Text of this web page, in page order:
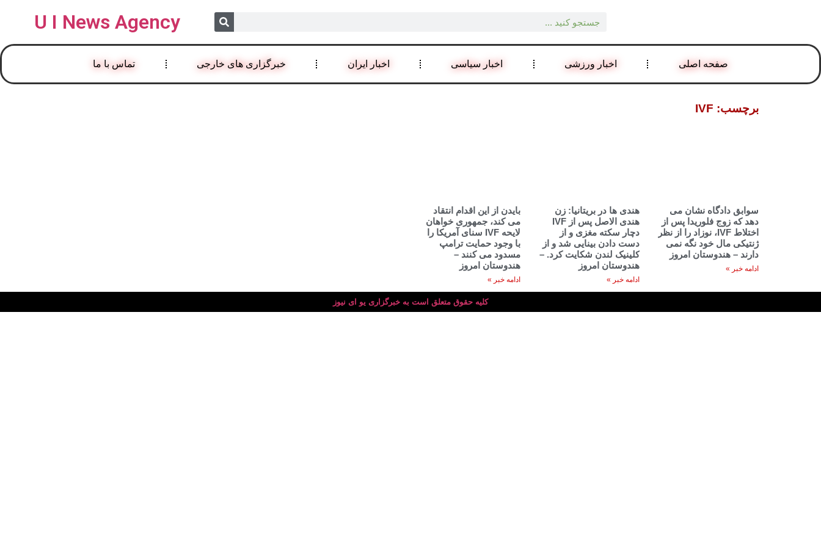
U I News Agency
صفحه اصلی اخبار ورزشی اخبار سیاسی اخبار ایران خبرگزاری های خارجی تماس با ما
برچسب: IVF
سوابق دادگاه نشان می
دهد که زوج فلوریدا پس از
اختلاط IVF، نوزاد را از نظر
ژنتیکی مال خود نگه نمی
دارند – هندوستان امروز
ادامه خبر »
هندی ها در بریتانیا: زن
هندی الاصل پس از IVF
دچار سکته مغزی و از
دست دادن بینایی شد و از
کلینیک لندن شکایت کرد. –
هندوستان امروز
ادامه خبر »
بایدن از این اقدام انتقاد
می کند، جمهوری خواهان
لایحه IVF سنای آمریکا را
با وجود حمایت ترامپ
مسدود می کنند –
هندوستان امروز
ادامه خبر »
کلیه حقوق متعلق است به خبرگزاری یو ای نیوز